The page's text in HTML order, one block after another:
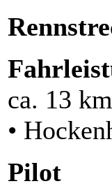
ca. 13
•
Pilot